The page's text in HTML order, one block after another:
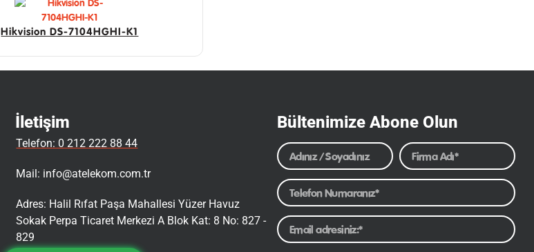
Hikvision DS-7104HGHI-K1
İletişim
Telefon: 0 212 222 88 44
Mail: info@atelekom.com.tr
Adres: Halil Rıfat Paşa Mahallesi Yüzer Havuz
Sokak Perpa Ticaret Merkezi A Blok Kat: 8 No: 827 -
829
Bültenimize Abone Olun